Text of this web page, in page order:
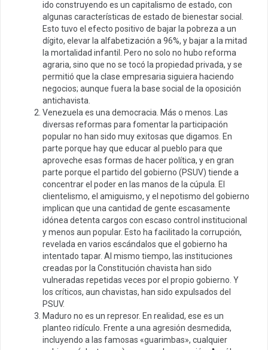
ido construyendo es un capitalismo de estado, con
algunas características de estado de bienestar social.
Esto tuvo el efecto positivo de bajar la pobreza a un
dígito, elevar la alfabetización a 96%, y bajar a la mitad
la mortalidad infantil. Pero no solo no hubo reforma
agraria, sino que no se tocó la propiedad privada, y se
permitió que la clase empresaria siguiera haciendo
negocios; aunque fuera la base social de la oposición
antichavista.
Venezuela es una democracia. Más o menos. Las
diversas reformas para fomentar la participación
popular no han sido muy exitosas que digamos. En
parte porque hay que educar al pueblo para que
aproveche esas formas de hacer política, y en gran
parte porque el partido del gobierno (PSUV) tiende a
concentrar el poder en las manos de la cúpula. El
clientelismo, el amiguismo, y el nepotismo del gobierno
implican que una cantidad de gente escasamente
idónea detenta cargos con escaso control institucional
y menos aun popular. Esto ha facilitado la corrupción,
revelada en varios escándalos que el gobierno ha
intentado tapar. Al mismo tiempo, las instituciones
creadas por la Constitución chavista han sido
vulneradas repetidas veces por el propio gobierno. Y
los críticos, aun chavistas, han sido expulsados del
PSUV.
Maduro no es un represor. En realidad, ese es un
planteo ridículo. Frente a una agresión desmedida,
incluyendo a las famosas «guarimbas», cualquier